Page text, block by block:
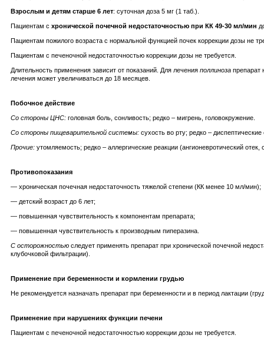
Взрослым и детям старше 6 лет: суточная доза 5 мг (1 таб.).
Пациентам с хронической почечной недостаточностью при КК 49-30 мл/мин
Пациентам пожилого возраста с нормальной функцией почек коррекции дозы не
Пациентам с печеночной недостаточностью коррекции дозы не требуется.
Длительность применения зависит от показаний. Для лечения поллиноза препарат
лечения может увеличиваться до 18 месяцев.
Побочное действие
Со стороны ЦНС: головная боль, сонливость; редко – мигрень, головокружение.
Со стороны пищеварительной системы: сухость во рту; редко –
Прочие: утомляемость; редко – аллергические реакции (ангионевротический отек,
Противопоказания
— хроническая почечная недостаточность тяжелой степени (КК менее 10 мл/мин);
— детский возраст до 6 лет;
— повышенная чувствительность к компонентам препарата;
— повышенная чувствительность к производным пиперазина.
С осторожностью следует применять препарат при хронической почечной
клубочковой фильтрации).
Применение при беременности и кормлении грудью
Не рекомендуется назначать препарат при беременности и в период лактации
Применение при нарушениях функции печени
Пациентам с печеночной недостаточностью коррекции дозы не требуется.